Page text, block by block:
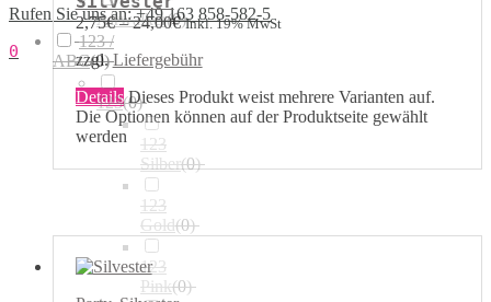
Rufen Sie uns an: +49 163 858-582-5
0
2,75€–24,00€ Inkl. 19% MwSt
zzgl.Liefergebühr
Details Dieses Produkt weist mehrere Varianten auf.
Die Optionen können auf der Produktseite gewählt
werden
Airwalker(0)
123 /
ABC(0)
123(0)
123
Silber(0)
123
Gold(0)
123
Pink(0)